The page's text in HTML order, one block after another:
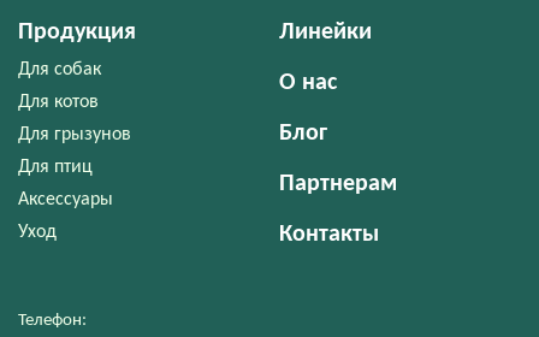
Телефон:
Продукция
Для собак
Для котов
Для грызунов
Для птиц
Аксессуары
Уход
Линейки
О нас
Блог
Партнерам
Контакты